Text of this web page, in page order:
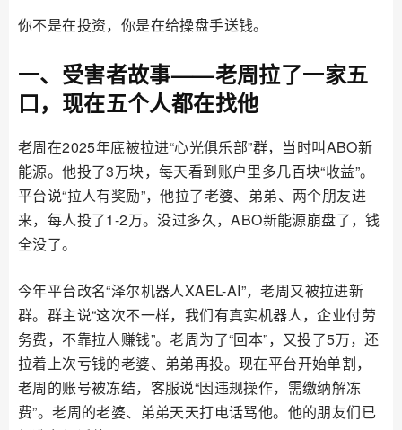
你不是在投资，你是在给操盘手送钱。
一、受害者故事——老周拉了一家五
口，现在五个人都在找他
老周在2025年底被拉进“心光俱乐部”群，当时叫ABO新
能源。他投了3万块，每天看到账户里多几百块“收益”。
平台说“拉人有奖励”，他拉了老婆、弟弟、两个朋友进
来，每人投了1-2万。没过多久，ABO新能源崩盘了，钱
全没了。
今年平台改名“泽尔机器人XAEL-AI”，老周又被拉进新
群。群主说“这次不一样，我们有真实机器人，企业付劳
务费，不靠拉人赚钱”。老周为了“回本”，又投了5万，还
拉着上次亏钱的老婆、弟弟再投。现在平台开始单割，
老周的账号被冻结，客服说“因违规操作，需缴纳解冻
费”。老周的老婆、弟弟天天打电话骂他。他的朋友们已